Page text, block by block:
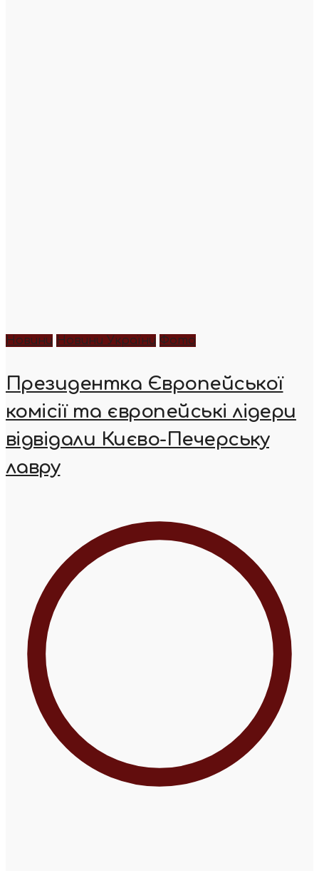
Новини Новини України Фото
Президентка Європейської
комісії та європейські лідери
відвідали Києво-Печерську
лавру